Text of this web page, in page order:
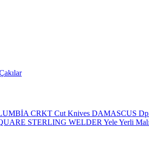
CRKT Cut Knives DAMASCUS
STERLING WELDER YeleYerli